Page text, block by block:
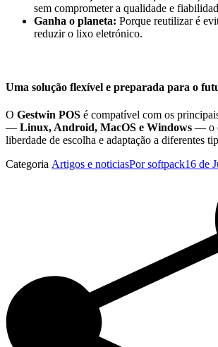
sem comprometer a qualidade e
Ganha o planeta: Porque reutilizar é
reduzir o lixo eletrónico.
Uma solução flexível e preparada para o
O Gestwin POS é compatível com os
— Linux, Android, MacOS e Windows — o
liberdade de escolha e adaptação a diferentes
Categoria Artigos e noticiasPorsoftpack16 de